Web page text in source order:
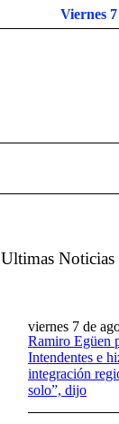
Viernes
Ultimas Noticias
Ramiro Egüen
Intendentes e
integración
solo”, dijo
viernes 7 de